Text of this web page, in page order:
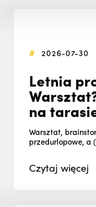
# 2026-07-30
Letnia
na
Warsztat,
przedurlopowe, a
Czytajwięcej